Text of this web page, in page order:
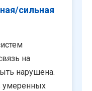
сильная
на
нарушена.
умеренных